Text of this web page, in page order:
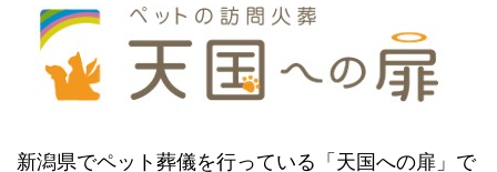
新潟県でペット葬儀を行っている「天国への扉」で